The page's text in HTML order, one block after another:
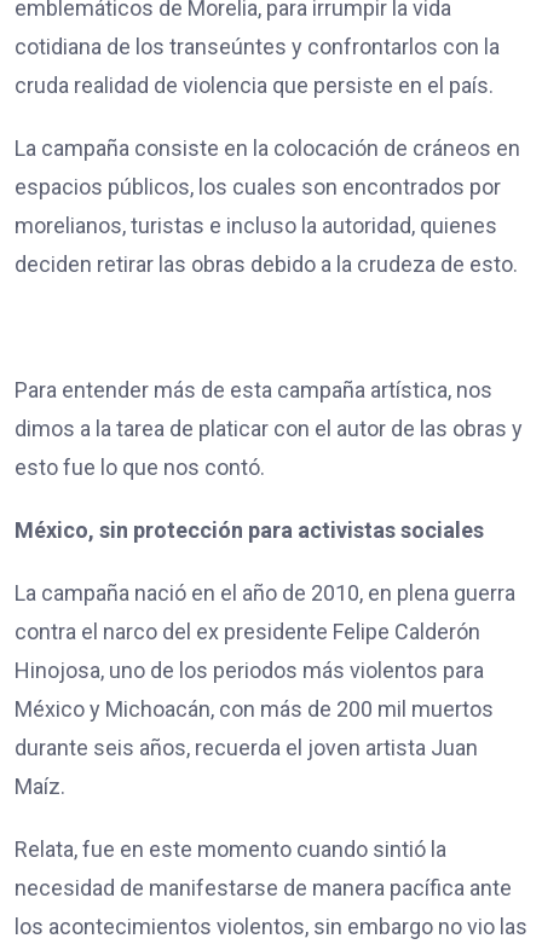
emblemáticos de Morelia, para irrumpir la vida
cotidiana de los transeúntes y confrontarlos con la
cruda realidad de violencia que persiste en el país.
La campaña consiste en la colocación de cráneos en
espacios públicos, los cuales son encontrados por
morelianos, turistas e incluso la autoridad, quienes
deciden retirar las obras debido a la crudeza de esto.
Para entender más de esta campaña artística, nos
dimos a la tarea de platicar con el autor de las obras y
esto fue lo que nos contó.
México, sin protección para activistas sociales
La campaña nació en el año de 2010, en plena guerra
contra el narco del ex presidente Felipe Calderón
Hinojosa, uno de los periodos más violentos para
México y Michoacán, con más de 200 mil muertos
durante seis años, recuerda el joven artista Juan
Maíz.
Relata, fue en este momento cuando sintió la
necesidad de manifestarse de manera pacífica ante
los acontecimientos violentos, sin embargo no vio las